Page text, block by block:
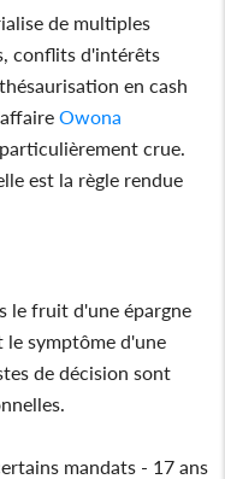
de multiples
conflits d'intérêts
en cash
Owona
crue.
est la règle rendue
le fruit d'une épargne
le symptôme d'une
de décision sont
mandats - 17 ans